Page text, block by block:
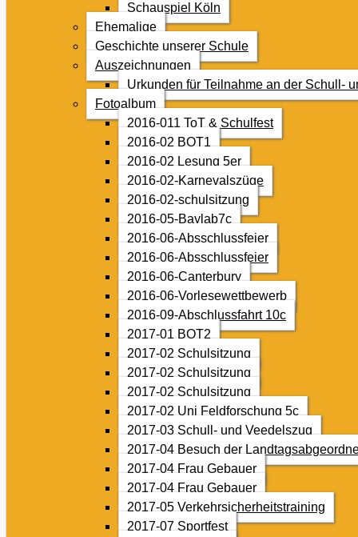
Schauspiel Köln
Ehemalige
Geschichte unserer Schule
Auszeichnungen
Urkunden für Teilnahme an der Schull-
Fotoalbum
2016-011 ToT & Schulfest
2016-02 BOT1
2016-02 Lesung 5er
2016-02-Karnevalszüge
2016-02-schulsitzung
2016-05-Baylab7c
2016-06-Absschlussfeier
2016-06-Absschlussfeier
2016-06-Canterbury
2016-06-Vorlesewettbewerb
2016-09-Abschlussfahrt 10c
2017-01 BOT2
2017-02 Schulsitzung
2017-02 Schulsitzung
2017-02 Schulsitzung
2017-02 Uni Feldforschung 5c
2017-03 Schull- und Veedelszug
2017-04 Besuch der
2017-04 Frau Gebauer
2017-04 Frau Gebauer
2017-05 Verkehrsicherheitstraining
2017-07 Sportfest